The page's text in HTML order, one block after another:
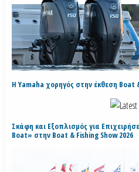
H Yamaha χορηγός στην έκθεση Boat
Σκάφη και Εξοπλισμός για
Boat» στην Boat & Fishing Show 2026